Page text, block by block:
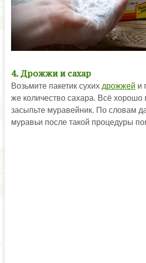
4. Дрожжи и сахар
Возьмите пакетик сухих дрожжей и
же количество сахара. Всё
засыпьте муравейник. По словам
муравьи после такой процедуры